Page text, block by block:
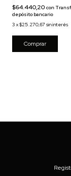
$64.440,20 con
depósito bancario
3 x$25.270,67 sin interés